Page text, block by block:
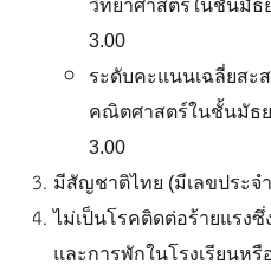
วิทยาศาสตร์ในชั้นมัธ
3.00
ระดับคะแนนเฉลี่ยสะ
คณิตศาสตร์ในชั้นมัธ
3.00
มีสัญชาติไทย (มีเลขประจ
ไม่เป็นโรคติดต่อร้ายแรง
และการพักในโรงเรียนห